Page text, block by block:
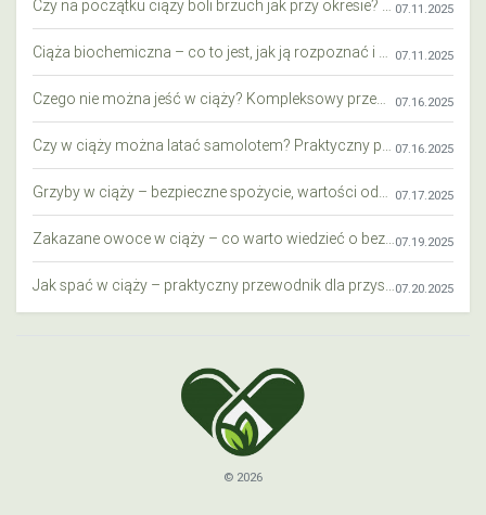
07.11.2025
07.11.2025
07.16.2025
07.16.2025
07.17.2025
07.19.2025
07.20.2025
© 2026